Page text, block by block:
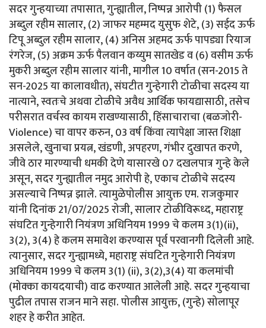
सदर गुन्हयाच्या तपासात, गुन्ह्यातील, निष्पन्न आरोपी (1) फैसल
अब्दुल रहीम सालार, (2) जाफर महम्मद युसुफ शेटे, (3) सईद ऊर्फ
टिपू अब्दुल रहीम सालार, (4) अनिस अहमद ऊर्फ पापड्या रियाज
रंगरेज, (5) अक्रम ऊर्फ पैलवान कय्युम सातखेड व (6) वसीम ऊर्फ
मुकरी अब्दुल रहीम सालार यांनी, मागील 10 वर्षात (सन-2015 ते
सन-2025 या कालावधीत), संघटीत गुन्हेगारी टोळीचा सदस्य या
नात्याने, स्वतःचे अथवा टोळीचे अवैध आर्थिक फायद्यासाठी, तसेच
परीसरात वर्चस्व कायम राखण्यासाठी, हिंसाचाराचा (बळजोरी-
Violence) चा वापर करुन, 03 वर्ष किंवा त्यापेक्षा जास्त शिक्षा
असलेले, खुनाचा प्रयत्न, खंडणी, अपहरण, गंभीर दुखापत करणे,
जीवे ठार मारण्याची धमकी देणे यासारखे 07 दखलपात्र गुन्हे केले
असून, सदर गुन्ह्यातील नमुद आरोपी हे, एकाच टोळीचे सदस्य
असल्याचे निष्पन्न झाले. त्यामुळेपोलीस आयुक्त एम. राजकुमार
यांनी दिनांक 21/07/2025 रोजी, सालार टोळीविरूध्द, महाराष्ट्र
संघटित गुन्हेगारी नियंत्रण अधिनियम 1999 चे कलम 3(1)(ii),
3(2), 3(4) हे कलम समावेश करण्यास पूर्व परवानगी दिलेली आहे.
त्यानुसार, सदर गुन्ह्यामध्ये, महाराष्ट्र संघटित गुन्हेगारी नियंत्रण
अधिनियम 1999 चे कलम 3(1) (ii), 3(2),3(4) या कलमांची
(मोक्का कायदयाची) वाढ करण्यात आलेली आहे. सदर गुन्हयाचा
पुढील तपास राजन माने सहा. पोलीस आयुक्त, (गुन्हे) सोलापूर
शहर हे करीत आहेत.